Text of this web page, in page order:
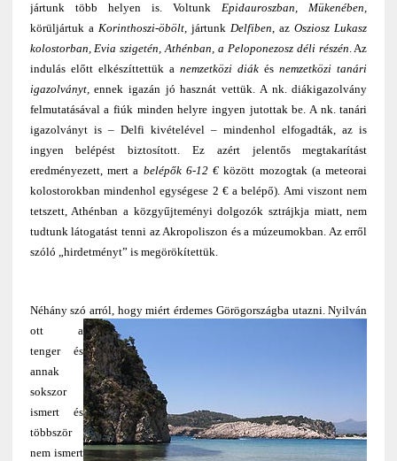
jártunk több helyen is. VoltunkEpidauroszban, Mükenében,
körüljártuk aKorinthoszi-öbölt,jártunkDelfiben, azOsziosz Lukasz
kolostorban, Evia szigetén, Athénban, a Peloponezosz déli részén. Az
indulás előtt elkészíttettük a nemzetközi diák ésnemzetközi tanári
igazolványt,ennek igazán jó hasznát vettük. A nk. diákigazolvány
felmutatásával a fiúk minden helyre ingyen jutottak be. A nk. tanári
igazolványt is – Delfi kivételével – mindenhol elfogadták, az is
ingyen belépést biztosított. Ez azért jelentős megtakarítást
eredményezett, mert a belépők 6-12 € között mozogtak (a meteorai
kolostorokban mindenhol egységese 2 € a belépő). Ami viszont nem
tetszett, Athénban a közgyűjteményi dolgozók sztrájkja miatt, nem
tudtunk látogatást tenni az Akropoliszon és a múzeumokban. Az erről
szóló „hirdetményt” is megörökítettük.
Néhány szó arról, hogy miért érdemes Görögországba utazni.Nyilván
ott a
tenger és
annak
sokszor
ismert és
többször
nem ismert